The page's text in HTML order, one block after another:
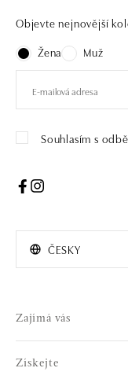
Objevte nejnovější
Žena
Muž
Souhlasím s
ČESKY
Zajímá vás
Získejte